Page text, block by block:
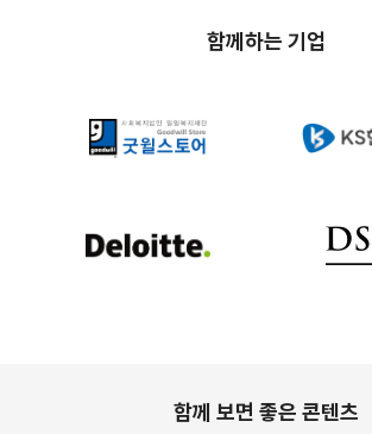
함께하는 기업
함께 보면 좋은 콘텐츠